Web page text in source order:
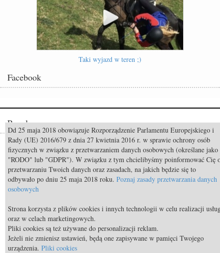
Taki wyjazd w teren ;)
Facebook
Popularne
Odszedł Monty Roberts – człowiek, który nauczył świat słuchać koni
Constable FRH (Contendro I x Diarado) sprzedany do USA
Mistrzostwa Świata Aachen 2026: Już za 50 dni rozpocznie się walka o
medale!
TOP 9 najdroższych koni świata
Body Condition Scoring, czyli metoda oceny kondycji konia
Dd 25 maja 2018 obowiązuje Rozporządzenie Parlamentu Europejskiego i
Rady (UE) 2016/679 z dnia 27 kwietnia 2016 r. w sprawie ochrony osób
fizycznych w związku z przetwarzaniem danych osobowych (określane jako
"RODO" lub "GDPR"). W związku z tym chcielibyśmy poinformować Cię
przetwarzaniu Twoich danych oraz zasadach, na jakich będzie się to
odbywało po dniu 25 maja 2018 roku. Poznaj zasady przetwarzania danych
osobowych
Strona korzysta z plików cookies i innych technologii w celu realizacji
oraz w celach marketingowych.
Pliki cookies są też używane do personalizacji reklam.
Jeżeli nie zmienisz ustawień, będą one zapisywane w pamięci Twojego
urządzenia. Pliki cookies